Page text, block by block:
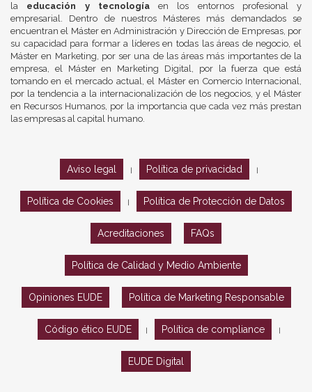
la educación y tecnologíaen los entornos profesional y
empresarial. Dentro de nuestros Másteres más demandados se
encuentran el Máster en Administración y Dirección de Empresas, por
su capacidad para formar a líderes en todas las áreas de negocio, el
Máster en Marketing, por ser una de las áreas más importantes de la
empresa, el Máster en Marketing Digital, por la fuerza que está
tomando en el mercado actual, el Máster en Comercio Internacional,
por la tendencia a la internacionalización de los negocios, y el Máster
en Recursos Humanos, por la importancia que cada vez más prestan
las empresas al capital humano.
Aviso legal Política de privacidad
Política de Cookies Política de Protección de Datos
Acreditaciones FAQs
Política de Calidad y Medio Ambiente
Opiniones EUDE Política de Marketing Responsable
Código ético EUDE Política de compliance
EUDE Digital